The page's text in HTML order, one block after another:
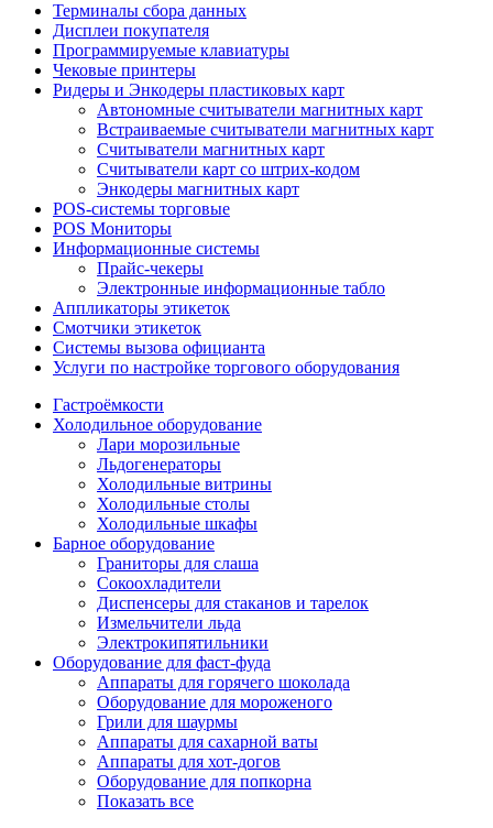
Терминалы сбора данных
Дисплеи покупателя
Программируемые клавиатуры
Чековые принтеры
Ридеры и Энкодеры пластиковых карт
Автономные считыватели магнитных карт
Встраиваемые считыватели магнитных карт
Считыватели магнитных карт
Считыватели карт со штрих-кодом
Энкодеры магнитных карт
POS-системы торговые
POS Мониторы
Информационные системы
Прайс-чекеры
Электронные информационные табло
Аппликаторы этикеток
Смотчики этикеток
Системы вызова официанта
Услуги по настройке торгового оборудования
Гастроёмкости
Холодильное оборудование
Лари морозильные
Льдогенераторы
Холодильные витрины
Холодильные столы
Холодильные шкафы
Барное оборудование
Граниторы для слаша
Сокоохладители
Диспенсеры для стаканов и тарелок
Измельчители льда
Электрокипятильники
Оборудование для фаст-фуда
Аппараты для горячего шоколада
Оборудование для мороженого
Грили для шаурмы
Аппараты для сахарной ваты
Аппараты для хот-догов
Оборудование для попкорна
Показать все